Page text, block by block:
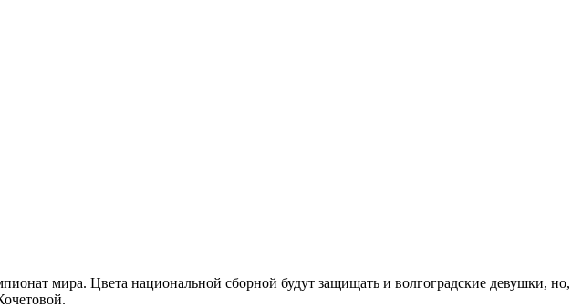
мира. Цвета национальной сборной будут защищать и волгоградские девушки, но,